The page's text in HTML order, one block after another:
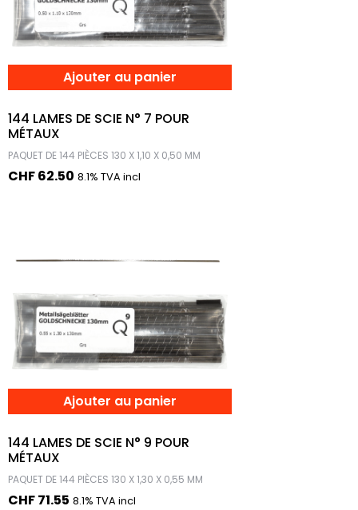
Ajouter au panier
144 LAMES DE SCIE N° 7 POUR
MÉTAUX
PAQUET DE 144 PIÈCES 130 X 1,10 X 0,50 MM
CHF62.50 8.1% TVA incl
Ajouter au panier
144 LAMES DE SCIE N° 9 POUR
MÉTAUX
PAQUET DE 144 PIÈCES 130 X 1,30 X 0,55 MM
CHF71.55 8.1% TVA incl